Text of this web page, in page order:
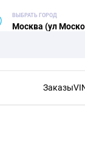
ВЫБРАТЬ ГОРОД
Москва (ул
Заказы